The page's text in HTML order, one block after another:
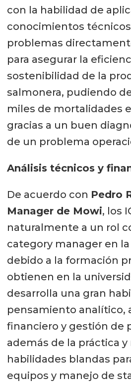
con la habilidad de
conocimientos
problemas
para asegurar la
sostenibilidad de la
salmonera, pudiendo
miles de mortalidades
gracias a un buen
de un problema
Análisis técnicos y
De acuerdo con Pedro
Manager de Mowi, los
naturalmente a un rol
category manager en
debido a la formación
obtienen en la
desarrolla una gran
pensamiento analítico,
financiero y gestión de
además de la práctica
habilidades blandas
equipos y manejo de